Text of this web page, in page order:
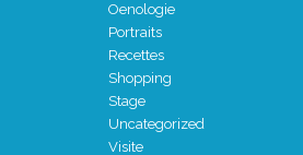
Oenologie
Portraits
Recettes
Shopping
Stage
Uncategorized
Visite